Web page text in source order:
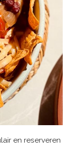
en reserveren